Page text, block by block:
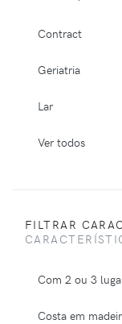
Contract
Geriatria
Lar
Ver todos
FILTRAR
Com 2 ou 3
Costa em